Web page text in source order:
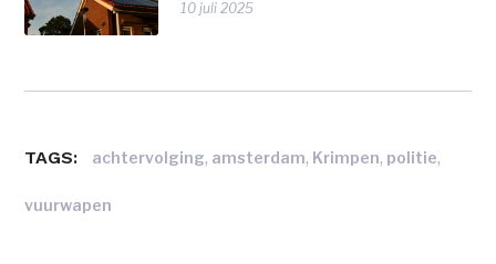
10 juli 2025
TAGS: achtervolging, amsterdam, Krimpen, politie,
vuurwapen